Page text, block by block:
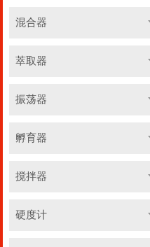
混合器
萃取器
振荡器
孵育器
搅拌器
硬度计